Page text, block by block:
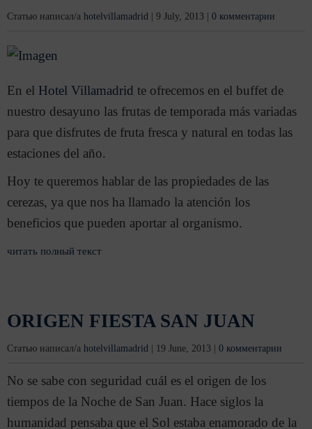
Статью написал/а hotelvillamadrid 9 July, 2013 0 комментарии
En el Hotel Villamadrid te ofrecemos en el buffet de
nuestro desayuno las frutas de temporada más variadas
para que disfrutes de fruta fresca y natural en todas las
estaciones del año.
Hoy te queremos hablar de las propiedades de las
cerezas, ya que nos ha llamado la atención los
beneficios que pueden aportar al organismo.
читать полный текст
ORIGEN FIESTA SAN JUAN
Статью написал/а hotelvillamadrid 19 June, 2013 0 комментарии
No se sabe con seguridad cuál es el origen de los
tiempos de la Noche de San Juan. Hace siglos la
humanidad pensaba que el Sol estaba enamorado de la